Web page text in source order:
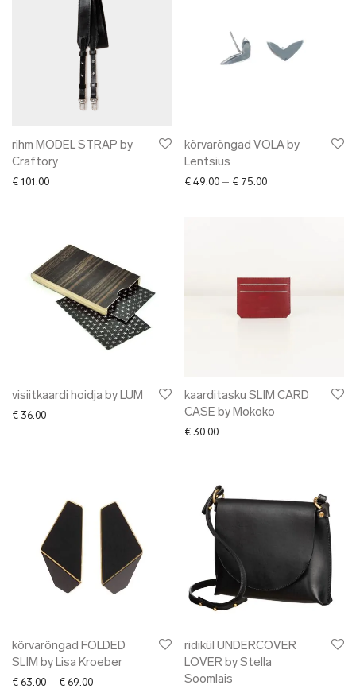
rihm MODEL STRAP by
Craftory
€ 101.00
kõrvarõngad VOLA by
Lentsius
€ 49.00 – € 75.00Price range: €
visiitkaardi hoidja by LUM
€ 36.00
kaarditasku SLIM CARD
CASE by Mokoko
€ 30.00
kõrvarõngad FOLDED
SLIM by Lisa Kroeber
€ 63.00 – € 69.00Price range: € 63.00 through € 69.00
ridikül UNDERCOVER
LOVER by Stella
Soomlais